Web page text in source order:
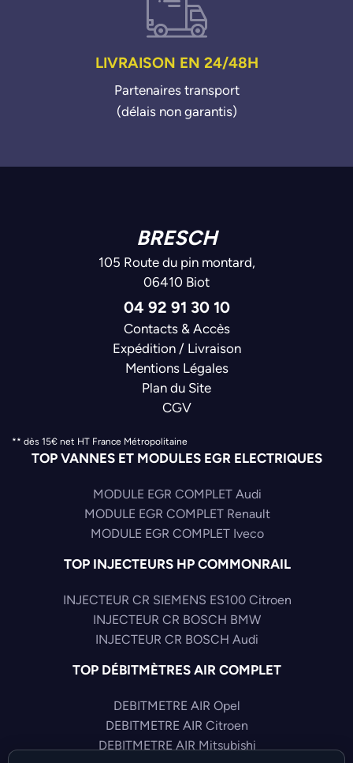
LIVRAISON EN 24/48H
Partenaires transport
(délais non garantis)
BRESCH
105 Route du pin montard,
06410 Biot
04 92 91 30 10
Contacts & Accès
Expédition / Livraison
Mentions Légales
Plan du Site
CGV
** dès 15€ net HT France Métropolitaine
TOP VANNES ET MODULES EGR ELECTRIQUES
MODULE EGR COMPLET Audi
MODULE EGR COMPLET Renault
MODULE EGR COMPLET Iveco
TOP INJECTEURS HP COMMONRAIL
INJECTEUR CR SIEMENS ES100 Citroen
INJECTEUR CR BOSCH BMW
INJECTEUR CR BOSCH Audi
TOP DÉBITMÈTRES AIR COMPLET
DEBITMETRE AIR Opel
DEBITMETRE AIR Citroen
DEBITMETRE AIR Mitsubishi